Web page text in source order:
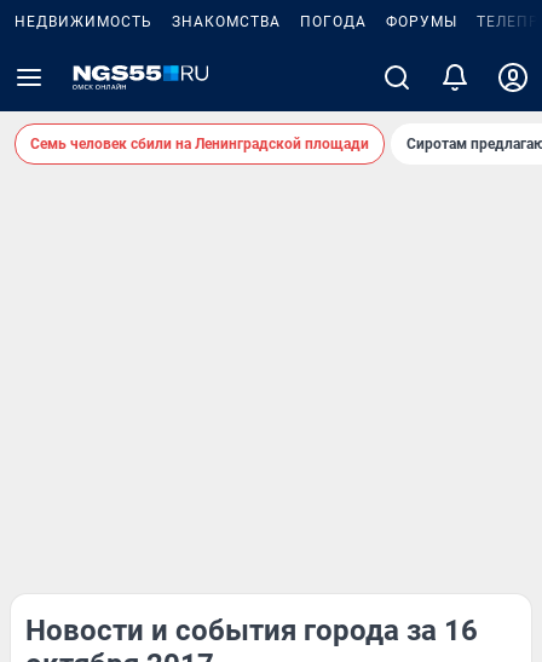
НЕДВИЖИМОСТЬ ЗНАКОМСТВА ПОГОДА ФОРУМЫ
Семь человек сбили на Ленинградской площади Сиротам
Новости и события города за 16